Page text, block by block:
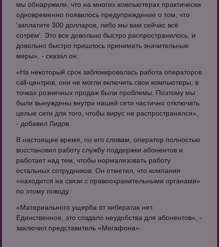
мы обнаружили, что на многих компьютерах практически
одновременно появилось предупреждение о том, что
'заплатите 300 долларов, либо мы вам сейчас всё
сотрём'. Это все довольно быстро распространилось, и
довольно быстро пришлось принимать значительные
меры», - сказал он.
«На некоторый срок заблокировалась работа операторов
call-центров, они не могли включить свои компьютеры, в
точках розничных продаж были проблемы. Поэтому мы
были вынуждены внутри нашей сети частично отключать
целые сети для того, чтобы вирус не распространялся»,
- добавил Лидов.
В настоящее время, по его словам, оператор полностью
восстановил работу службу поддержки абонентов и
работает над тем, чтобы нормализовать работу
остальных сотрудников. Он отметил, что компания
«находится на связи с правоохранительными органами»
по этому поводу.
«Материального ущерба от кибератак нет.
Единственное, это создало неудобства для абонентов», -
заключил представитель «Мегафона».